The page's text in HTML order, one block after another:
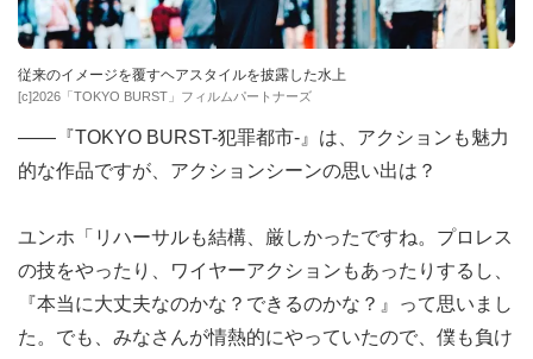
従来のイメージを覆すヘアスタイルを披露した水上
[c]2026「TOKYO BURST」フィルムパートナーズ
――『TOKYO BURST-犯罪都市-』は、アクションも魅力
的な作品ですが、アクションシーンの思い出は？
ユンホ「リハーサルも結構、厳しかったですね。プロレス
の技をやったり、ワイヤーアクションもあったりするし、
『本当に大丈夫なのかな？できるのかな？』って思いまし
た。でも、みなさんが情熱的にやっていたので、僕も負け